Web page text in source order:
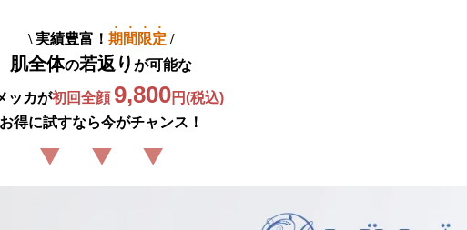
\実績豊富！ 期間限定 /
肌全体の若返り
ッカが初回全顔 9,800円(税込)
お得に試すなら今がチャンス！